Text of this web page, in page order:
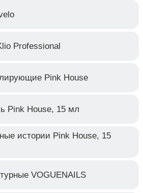
Professional
Pink House
Pink House, 15 мл
истории Pink House, 15
VOGUENAILS